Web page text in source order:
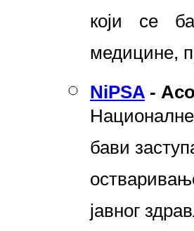
који се
медицине,
NiPSA -
бави
јавног